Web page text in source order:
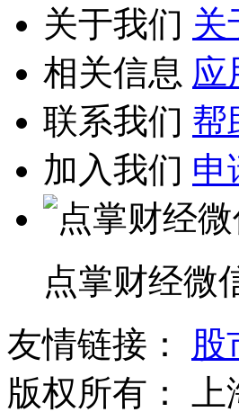
关于我们 关
相关信息 应
联系我们 帮
加入我们 申
点掌财经微
友情链接：
股
版权所有：